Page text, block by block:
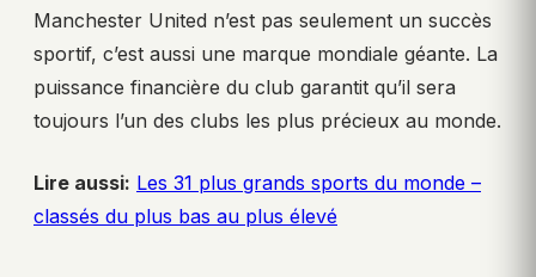
Manchester United n’est pas seulement un succès
sportif, c’est aussi une marque mondiale géante. La
puissance financière du club garantit qu’il sera
toujours l’un des clubs les plus précieux au monde.
Lire aussi: Les 31 plus grands sports du monde –
classés du plus bas au plus élevé